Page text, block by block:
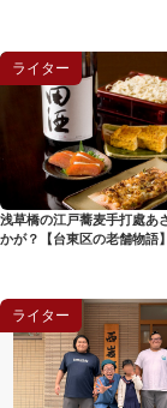
ライター
浅草橋の江戸蕎麦手打處あ
かが？【台東区の老舗物語】
ライター